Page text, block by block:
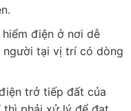
điện ở nơi dễ
người tại vị trí có dòng
trở tiếp đất của